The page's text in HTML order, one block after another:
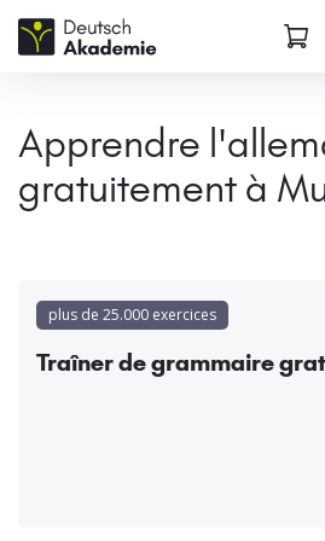
Apprendre
gratuitement à
plus de 25.000 exercices
Traîner de grammaire